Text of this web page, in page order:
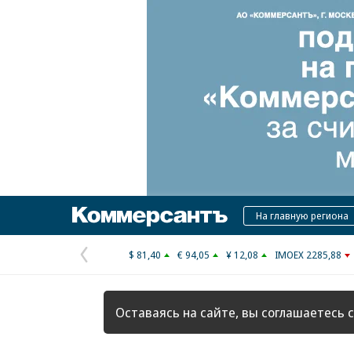
КоммерсантъНа главную региона
Предыдущая
страница
$ 81,40 € 94,05 ¥ 12,08 IMOEX 2285,88
Оставаясь на сайте, вы соглашаетесь с